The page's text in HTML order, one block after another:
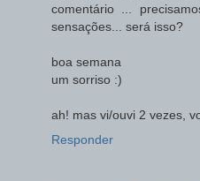
comentário ...
sensações... será isso?
boa semana
um sorriso :)
ah! mas vi/ouvi 2 vezes,
Responder